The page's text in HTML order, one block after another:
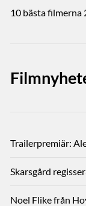
10 bästa filmerna
Trailerpremiär:
Skarsgård
Noel Flike från